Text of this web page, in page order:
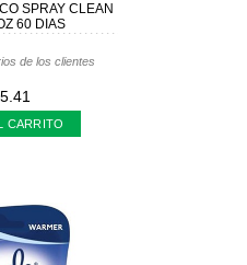
SPRAY CLEAN
60 DIAS
de los clientes
CARRITO